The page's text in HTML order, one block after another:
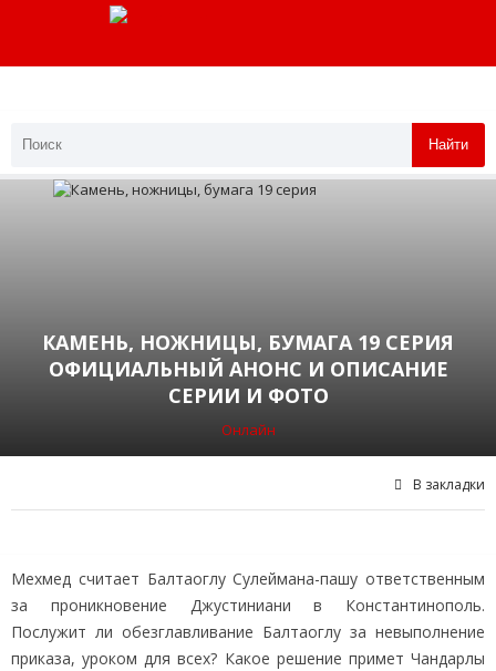
Найти
КАМЕНЬ, НОЖНИЦЫ, БУМАГА 19 СЕРИЯ
ОФИЦИАЛЬНЫЙ АНОНС И ОПИСАНИЕ
СЕРИИ И ФОТО
Онлайн
В закладки
Мехмед считает Балтаоглу Сулеймана-пашу ответственным
за проникновение Джустиниани в Константинополь.
Послужит ли обезглавливание Балтаоглу за невыполнение
приказа, уроком для всех? Какое решение примет Чандарлы